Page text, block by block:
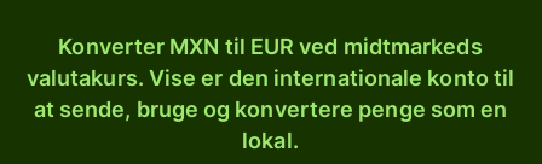
Konverter MXN til EUR ved midtmarkeds
valutakurs. Vise er den internationale konto til
at sende, bruge og konvertere penge som en
lokal.